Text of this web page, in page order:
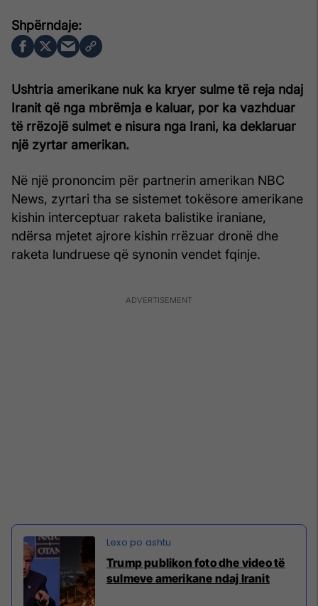
Ushtria amerikane nuk ka kryer sulme të reja ndaj
Iranit që nga mbrëmja e kaluar, por ka vazhduar
të rrëzojë sulmet e nisura nga Irani, ka deklaruar
një zyrtar amerikan.
Në një prononcim për partnerin amerikan NBC
News, zyrtari tha se sistemet tokësore amerikane
kishin interceptuar raketa balistike iraniane,
ndërsa mjetet ajrore kishin rrëzuar dronë dhe
raketa lundruese që synonin vendet fqinje.
Trump publikon foto dhe video të
sulmeve amerikane ndaj Iranit